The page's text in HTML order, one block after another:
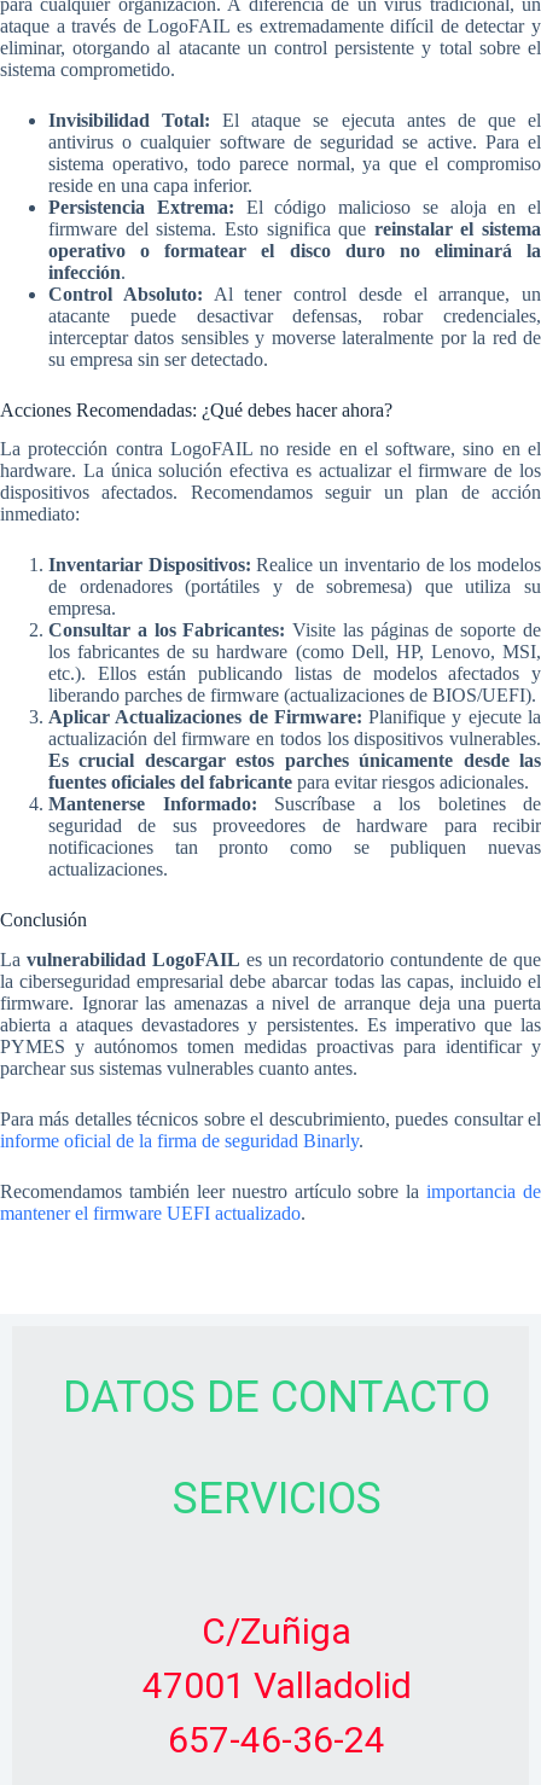
ataque a través de LogoFAIL es extremadamente difícil de detectar y
eliminar, otorgando al atacante un control persistente y total sobre el
sistema comprometido.
Invisibilidad Total: El ataque se ejecuta antes de que el
antivirus o cualquier software de seguridad se active. Para el
sistema operativo, todo parece normal, ya que el compromiso
reside en una capa inferior.
Persistencia Extrema: El código malicioso se aloja en el
firmware del sistema. Esto significa que reinstalar el sistema
operativo o formatear el disco duro no eliminará la
infección.
Control Absoluto: Al tener control desde el arranque, un
atacante puede desactivar defensas, robar credenciales,
interceptar datos sensibles y moverse lateralmente por la red de
su empresa sin ser detectado.
Acciones Recomendadas: ¿Qué debes hacer ahora?
La protección contra LogoFAIL no reside en el software, sino en el
hardware. La única solución efectiva es actualizar el firmware de los
dispositivos afectados. Recomendamos seguir un plan de acción
inmediato:
Inventariar Dispositivos: Realice un inventario de los modelos
de ordenadores (portátiles y de sobremesa) que utiliza su
empresa.
Consultar a los Fabricantes: Visite las páginas de soporte de
los fabricantes de su hardware (como Dell, HP, Lenovo, MSI,
etc.). Ellos están publicando listas de modelos afectados y
liberando parches de firmware (actualizaciones de BIOS/UEFI).
Aplicar Actualizaciones de Firmware: Planifique y ejecute la
actualización del firmware en todos los dispositivos vulnerables.
Es crucial descargar estos parches únicamente desde las
fuentes oficiales del fabricante para evitar riesgos adicionales.
Mantenerse Informado: Suscríbase a los boletines de
seguridad de sus proveedores de hardware para recibir
notificaciones tan pronto como se publiquen nuevas
actualizaciones.
Conclusión
La vulnerabilidad LogoFAIL es un recordatorio contundente de que
la ciberseguridad empresarial debe abarcar todas las capas, incluido el
firmware. Ignorar las amenazas a nivel de arranque deja una puerta
abierta a ataques devastadores y persistentes. Es imperativo que las
PYMES y autónomos tomen medidas proactivas para identificar y
parchear sus sistemas vulnerables cuanto antes.
Para más detalles técnicos sobre el descubrimiento, puedes consultar el
informe oficial de la firma de seguridad Binarly.
Recomendamos también leer nuestro artículo sobre laimportancia de
mantener el firmware UEFI actualizado.
DATOS DE CONTACTO
SERVICIOS
C/Zuñiga
47001 Valladolid
657-46-36-24